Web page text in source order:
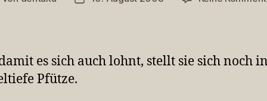
es sich auch lohnt, stellt sie sich noch
Pfütze.